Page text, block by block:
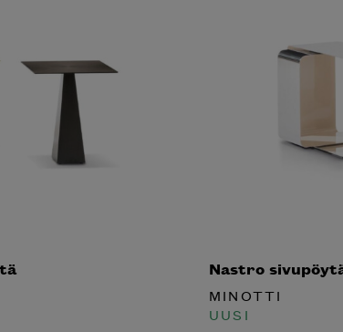
Nastro sivupöytä
UUSI
katalogin kotiisi?